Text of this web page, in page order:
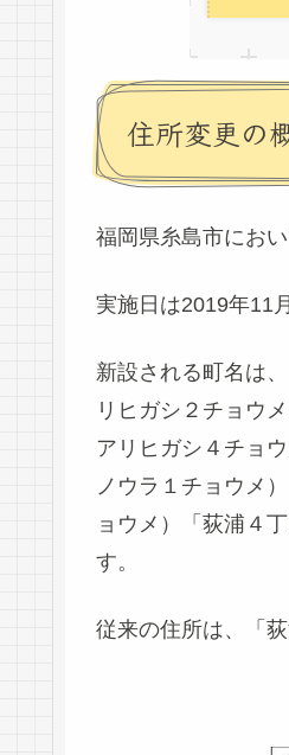
住所変更の
福岡県糸島市にお
実施日は2019年11
新設される町名は
リヒガシ２チョウ
アリヒガシ４チョ
ノウラ１チョウメ
ョウメ）「荻浦４
す。
従来の住所は、「